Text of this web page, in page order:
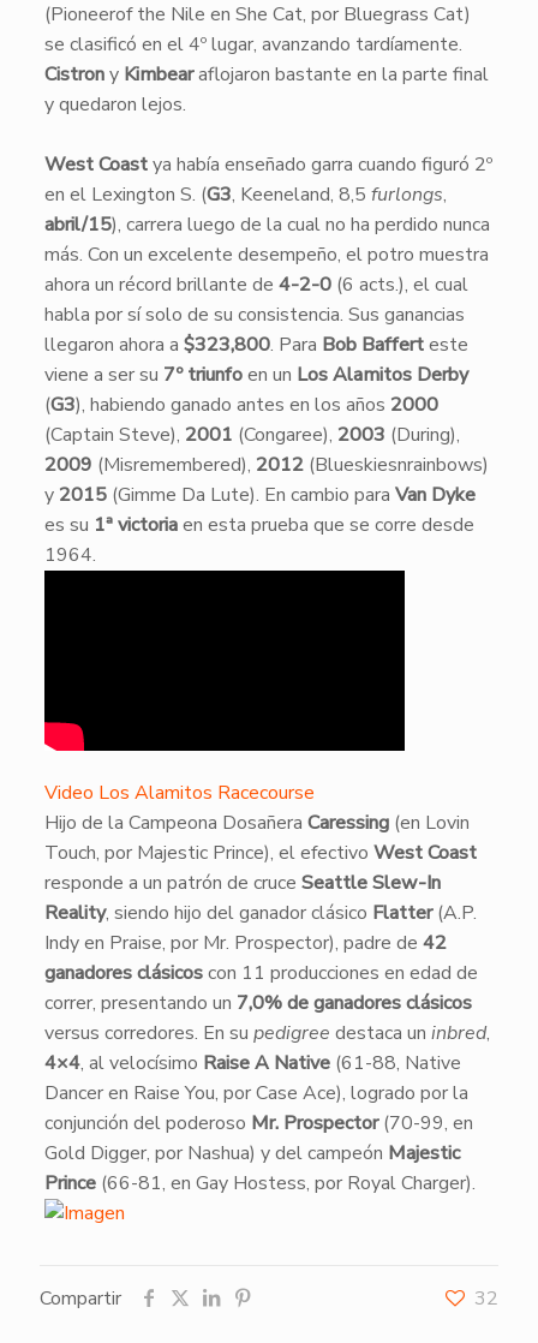
(Pioneerof the Nile en She Cat, por Bluegrass Cat)
se clasificó en el 4º lugar, avanzando tardíamente.
Cistrony Kimbearaflojaron bastante en la parte final
y quedaron lejos.
West Coastya había enseñado garra cuando figuró 2º
en el Lexington S. (G3, Keeneland, 8,5 furlongs,
abril/15), carrera luego de la cual no ha perdido nunca
más. Con un excelente desempeño, el potro muestra
ahora un récord brillante de 4-2-0(6 acts.), el cual
habla por sí solo de su consistencia. Sus ganancias
llegaron ahora a $323,800. Para Bob Bafferteste
viene a ser su 7º triunfoen un Los Alamitos Derby
(G3), habiendo ganado antes en los años 2000
(Captain Steve), 2001 (Congaree), 2003 (During),
2009 (Misremembered), 2012(Blueskiesnrainbows)
y 2015(Gimme Da Lute). En cambio para Van Dyke
es su 1ª victoriaen esta prueba que se corre desde
1964.
Video Los Alamitos Racecourse
​Hijo de la Campeona Dosañera Caressing(en Lovin
Touch, por Majestic Prince), el efectivo West Coast
responde a un patrón de cruce Seattle Slew-In
Reality, siendo hijo del ganador clásico Flatter(A.P.
Indy en Praise, por Mr. Prospector), padre de 42
ganadores clásicoscon 11 producciones en edad de
correr, presentando un 7,0% de ganadores clásicos
versus corredores. En su pedigree destaca un inbred,
4×4, al velocísimo Raise A Native(61-88, Native
Dancer en Raise You, por Case Ace), logrado por la
conjunción del poderoso Mr. Prospector(70-99, en
Gold Digger, por Nashua) y del campeón Majestic
Prince(66-81, en Gay Hostess, por Royal Charger).
Compartir 32